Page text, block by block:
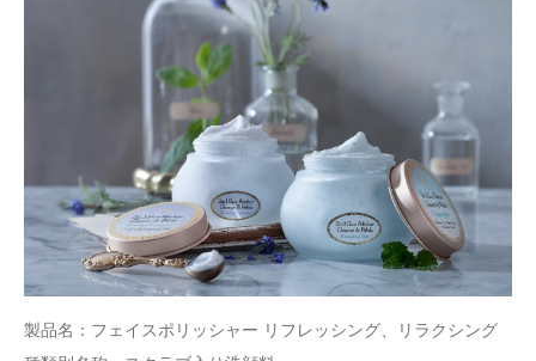
製品名：フェイスポリッシャー リフレッシング、リラクシング